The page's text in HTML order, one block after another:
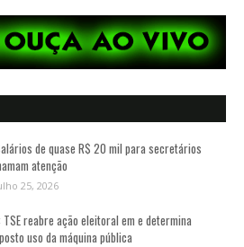
de quase R$ 20 mil para secretários
atenção
25, 2026
TSE reabre ação eleitoral em e determina
uso da máquina pública